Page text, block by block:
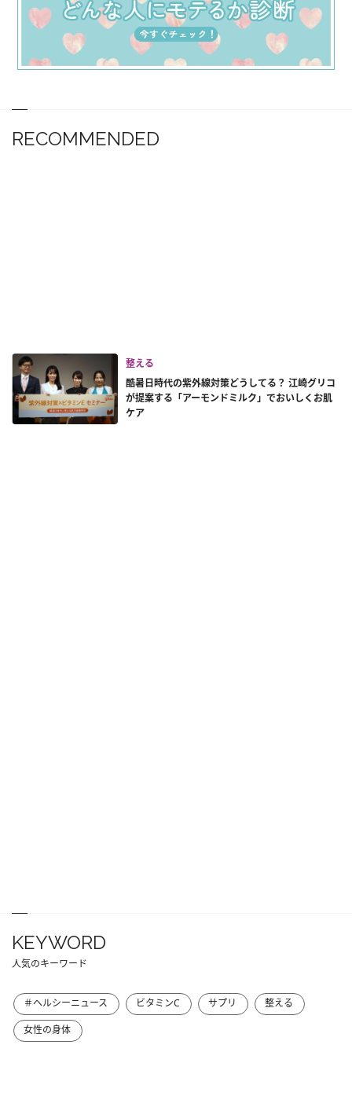
RECOMMENDED
整える
酷暑日時代の紫外線対策どうしてる？ 江崎グリコ
が提案する「アーモンドミルク」でおいしくお肌
ケア
KEYWORD
人気のキーワード
＃ヘルシーニュース ビタミンC サプリ
整える
女性の身体